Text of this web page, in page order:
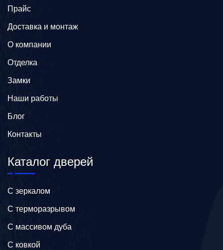
Прайс
Доставка и монтаж
О компании
Отделка
Замки
Наши работы
Блог
Контакты
Каталог дверей
C зеркалом
C терморазрывом
C массивом дуба
C ковкой